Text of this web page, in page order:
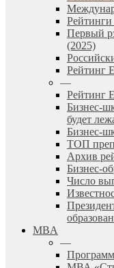
Первый
(2025)
Рейтинг
—
Рейтинг
Бизнес-
будет
Бизнес-
ТОП
Архив
Бизнес-
Число
MBA
—